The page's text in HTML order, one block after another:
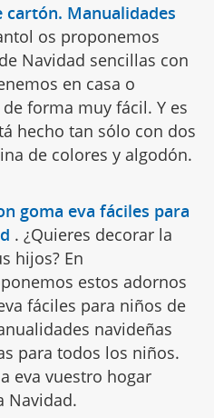
cartón. Manualidades
os proponemos
Navidad sencillas con
en casa o
forma muy fácil. Y es
hecho tan sólo con dos
de colores y algodón.
goma eva fáciles para
. ¿Quieres decorar la
hijos? En
estos adornos
fáciles para niños de
navideñas
para todos los niños.
eva vuestro hogar
Navidad.